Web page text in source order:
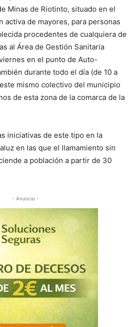
Minas de Riotinto, situado en el
activa de mayores, para personas
procedentes de cualquiera de
al Área de Gestión Sanitaria
en el punto de Auto-
durante todo el día (de 10 a
mismo colectivo del municipio
de esta zona de la comarca de la
iniciativas de este tipo en la
en las que el llamamiento sin
a población a partir de 30
- Anuncio -